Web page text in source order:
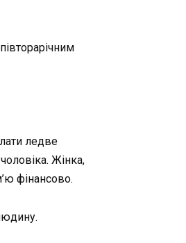
ледве
Жінка,
фінансово.